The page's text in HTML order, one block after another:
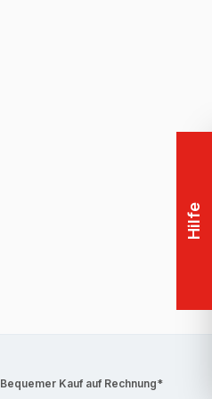
Bequemer Kauf auf Rechnung*
Hilfe